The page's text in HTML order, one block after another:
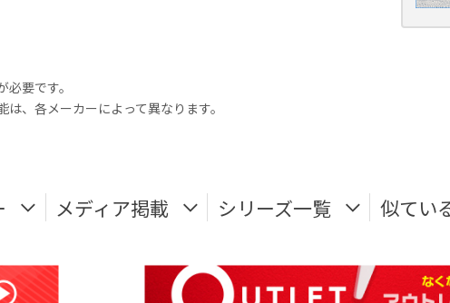
要です。
、各メーカーによって異なります。
メディア掲載 シリーズ一覧 似てい